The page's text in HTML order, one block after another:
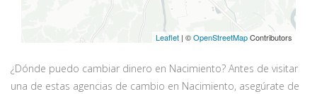
Leaflet | ©OpenStreetMapContributors
¿Dónde puedo cambiar dinero en Nacimiento? Antes de visitar
una de estas agencias de cambio en Nacimiento, asegúrate de